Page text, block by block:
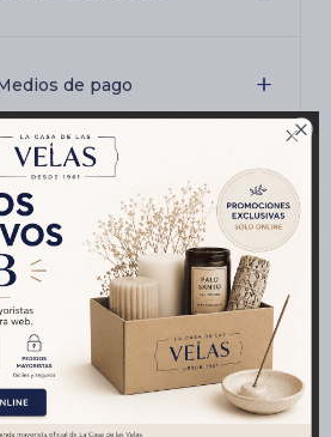

de pago
Características
te pueden interesar